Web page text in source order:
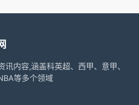
内容,涵盖科英超、西甲、意甲、
等多个领域